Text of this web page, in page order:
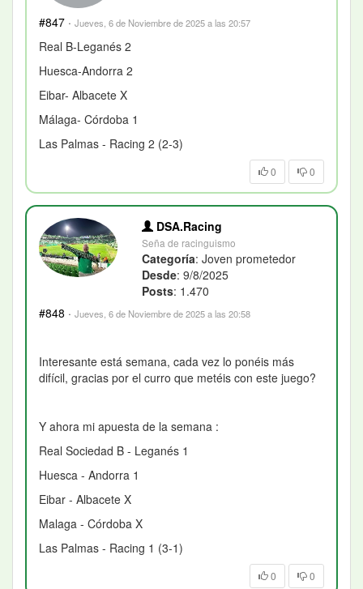
#847 · Jueves, 6 de Noviembre de 2025 a las 20:57
Real B-Leganés 2
Huesca-Andorra 2
Eibar- Albacete X
Málaga- Córdoba 1
Las Palmas - Racing 2 (2-3)
0 0
DSA.Racing
Seña de racinguismo
Categoría: Joven prometedor
Desde: 9/8/2025
Posts: 1.470
#848 · Jueves, 6 de Noviembre de 2025 a las 20:58
Interesante está semana, cada vez lo ponéis más
difícil, gracias por el curro que metéis con este juego?
Y ahora mi apuesta de la semana :
Real Sociedad B - Leganés 1
Huesca - Andorra 1
Eibar - Albacete X
Malaga - Córdoba X
Las Palmas - Racing 1 (3-1)
0 0